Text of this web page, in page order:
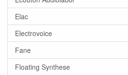
Elac
Electrovoice
Fane
Floating Synthese